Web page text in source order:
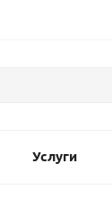
Услуги